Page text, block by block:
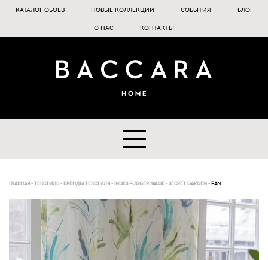
КАТАЛОГ ОБОЕВ НОВЫЕ КОЛЛЕКЦИИ СОБЫТИЯ БЛОГ
О НАС КОНТАКТЫ
ГЛАВНАЯ - ТЕКСТИЛЬ - БРЕНДЫ ТЕКСТИЛЯ - INDES FUGGERHAUSE - SECRET GARDEN - FAN